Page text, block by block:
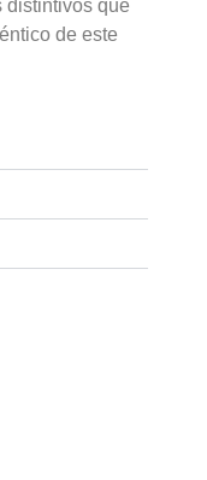
distintivos que
de este